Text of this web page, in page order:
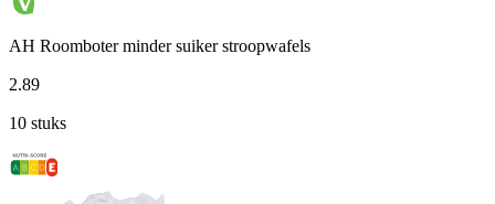
AH Roomboter minder suiker stroopwafels
2.89
10 stuks